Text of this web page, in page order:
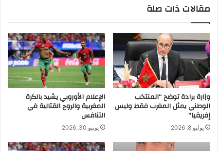
مقالات ذات صلة
وزارة برادة توضح “المنتخب
الوطني يمثل المغرب فقط وليس
إفريقيا”
يوليو 8, 2026
الإعلام الأوروبي يشيد بالكرة
المغربية والروح القتالية في
التنافس
يونيو 30, 2026